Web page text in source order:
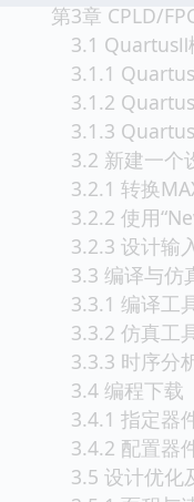
第3章 CPLD/
3.1 QuartusⅡ
3.1.1
3.1.2
3.1.3
3.2 新建一个
3.2.1 转换
3.2.2 使用
3.2.3 设计输
3.3 编译与仿
3.3.1 编译工
3.3.2 仿真工
3.3.3 时序分
3.4 编程下载
3.4.1 指定器
3.4.2 配置器
3.5 设计优化